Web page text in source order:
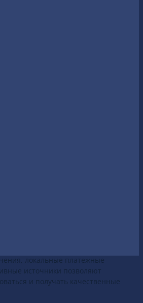
локальные платежные
источники позволяют
и получать качественные